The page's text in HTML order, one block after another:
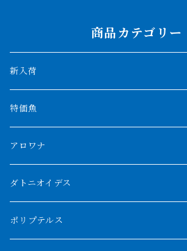
商品カテゴリー
新入荷
特価魚
アロワナ
クンパイ
アブソリュートレッド
ダトニオイデス
シャムタイガー
ポリプテルス